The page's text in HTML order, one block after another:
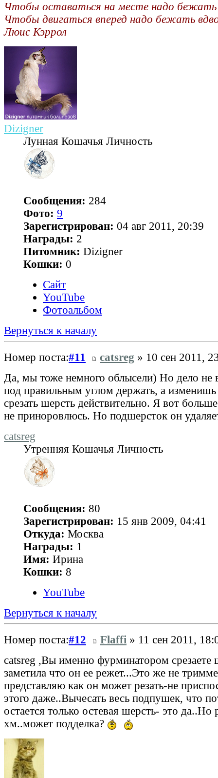
Чтобы оставаться на месте надо бежать
Чтобы двигаться вперед надо бежать
Люис Кэррол
Dizigner
Лунная Кошачья Личность
Сообщения: 284
Фото: 9
Зарегистрирован: 04 авг 2011, 20:39
Награды: 2
Питомник: Dizigner
Кошки: 0
Сайт
YouTube
Фотоальбом
Вернуться к началу
Номер поста:#11 catsreg » 10 сен 2011,
Да, мы тоже немного облысели) Но дело не
под правильным углом держать, а
срезать шерсть действительно. Я вот
не приноровлюсь. Но подшерсток он
catsreg
Утренняя Кошачья Личность
Сообщения: 80
Зарегистрирован: 15 янв 2009, 04:41
Откуда: Москва
Награды: 1
Имя: Ирина
Кошки: 8
YouTube
Вернуться к началу
Номер поста:#12 Flaffi » 11 сен 2011,
catsreg ,Вы именно фурминатором срезаете
заметила что он ее режет...Это же не
представляю как он может резать-не
этого даже..Вычесать весь подпушек, что
остается только остевая шерсть- это да..Но
хм..может подделка?